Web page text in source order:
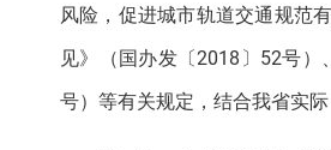
风险，促进城市轨道交通规范
见》（国办发〔2018〕52号
号）等有关规定，结合我省实际